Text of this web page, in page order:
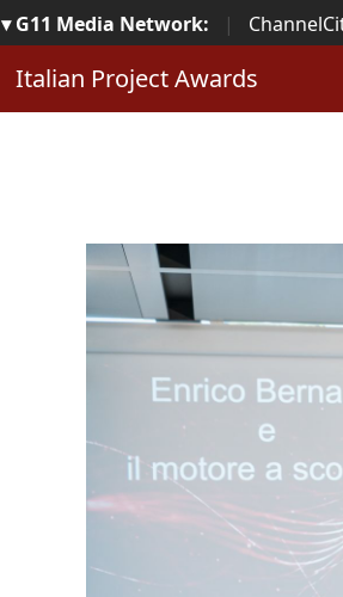
▾ G11 Media Network: |
Italian Project Awards